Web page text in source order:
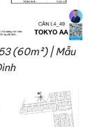
(60m²) | Mẫu